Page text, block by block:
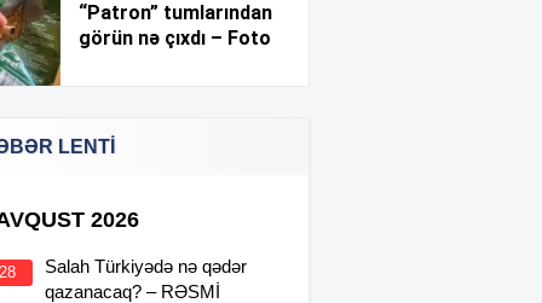
“Patron” tumlarından
görün nə çıxdı – Foto
LENTİ
2026
Salah Türkiyədə nə qədər
qazanacaq? – RƏSMİ